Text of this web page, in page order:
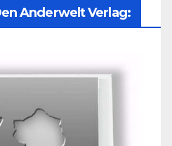
Anderwelt Verlag: